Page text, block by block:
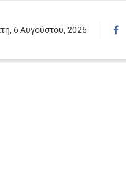
6 Αυγούστου, 2026